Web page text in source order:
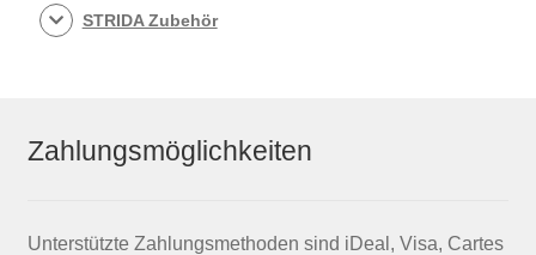
STRIDA Zubehör
Zahlungsmöglichkeiten
Unterstützte Zahlungsmethoden sind iDeal, Visa, Cartes